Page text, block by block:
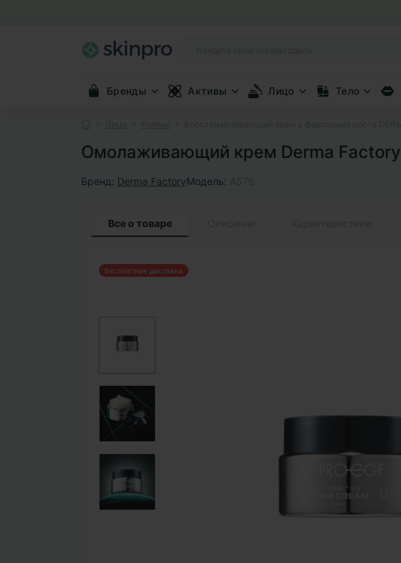
🎁
Бренды Активы Лицо Тело
Омолаживающий крем Derma Factory
Бренд: Derma FactoryМодель:
Все о товаре
Бесплатная доставка